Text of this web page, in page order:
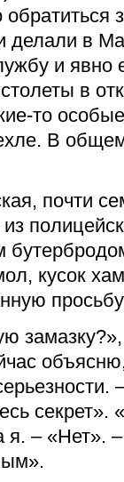
делали в
и явно
в
то
В
почти
кусок
я. – «Нет».